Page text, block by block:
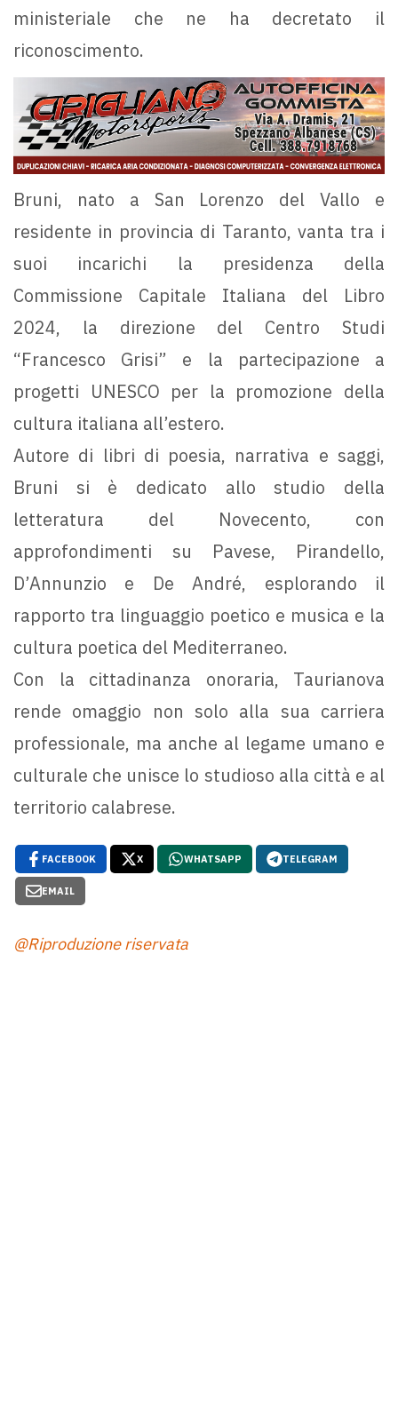
ministeriale che ne ha decretato il
riconoscimento.
Bruni, nato a San Lorenzo del Vallo e
residente in provincia di Taranto, vanta tra i
suoi incarichi la presidenza della
Commissione Capitale Italiana del Libro
2024, la direzione del Centro Studi
“Francesco Grisi” e la partecipazione a
progetti UNESCO per la promozione della
cultura italiana all’estero.
Autore di libri di poesia, narrativa e saggi,
Bruni si è dedicato allo studio della
letteratura del Novecento, con
approfondimenti su Pavese, Pirandello,
D’Annunzio e De André, esplorando il
rapporto tra linguaggio poetico e musica e la
cultura poetica del Mediterraneo.
Con la cittadinanza onoraria, Taurianova
rende omaggio non solo alla sua carriera
professionale, ma anche al legame umano e
culturale che unisce lo studioso alla città e al
territorio calabrese.
FACEBOOK X WHATSAPP TELEGRAM
EMAIL
@Riproduzione riservata